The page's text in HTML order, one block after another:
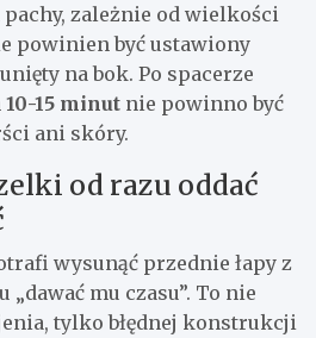
pachy, zależnie od wielkości
powinien być ustawiony
na bok. Po spacerze
10-15 minut nie powinno być
ani skóry.
od razu oddać
wysunąć przednie łapy z
„dawać mu czasu”. To nie
tylko błędnej konstrukcji